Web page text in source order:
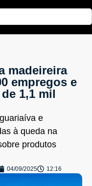
madeireira
empregos e
1,1 mil
e
à queda na
produtos
04/09/2025 12:16